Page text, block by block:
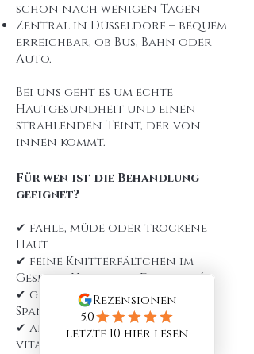
schon nach wenigen Tagen
Zentral in Düsseldorf – bequem
erreichbar, ob Bus, Bahn oder
Auto.
Bei uns geht es um echte
Hautgesundheit und einen
strahlenden Teint, der von
innen kommt.
Für wen ist die Behandlung
geeignet?
✔ fahle, müde oder trockene
Haut
✔ feine Knitterfältchen im
Gesicht, Hals oder Dekolleté
✔ gestresste Haut mit
Spannkraftverlust
✔ alle, die sich ein frisches,
vitales Hautbild wünschen